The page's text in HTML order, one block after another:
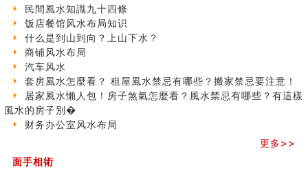
六爻算卦：测腹中胎儿是男是女
中國改革開放總設計師鄧小平命造 (名人八字淺析八）
测字（实例解释）
精选1000个五行属火的字
玄空本义(七)
刘燮鈞讲人相 手纹与命运(二)
商铺如何摆放物品催财招财
极其旺夫的女人面相
家居常見風水形煞及化解方法 (二)
居家風水懶人包！房子煞氣怎麼看？風水禁忌有哪些？有
這樣風水的房子別�
生
肖
运
程
(兔
龙
蛇)
生
肖
运
程
(鼠
牛
虎)
生
肖
运
程
(鸡
狗
猪)
生
肖
运
程
羊
猴)
法
(一)
析
(
民間風水知識九十四條
饭店餐馆风水布局知识
什么是到山到向？上山下水？
商铺风水布局
汽车风水
套房風水怎麼看？ 租屋風水禁忌有哪些？搬家禁忌要注意！
居家風水懶人包！房子煞氣怎麼看？風水禁忌有哪些？有這樣
風水的房子別�
财务办公室风水布局
更多>>
面手相術